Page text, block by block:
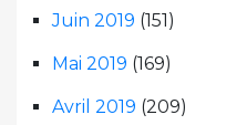
Juin 2019 (151)
Mai 2019 (169)
Avril 2019 (209)